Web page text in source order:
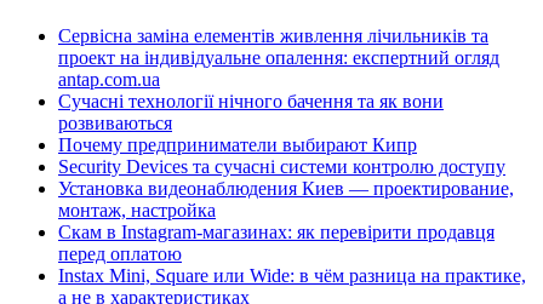
Сервісна заміна елементів живлення лічильників та
проект на індивідуальне опалення: експертний огляд
antap.com.ua
Сучасні технології нічного бачення та як вони
розвиваються
Почему предприниматели выбирают Кипр
Security Devices та сучасні системи контролю доступу
Установка видеонаблюдения Киев — проектирование,
монтаж, настройка
Скам в Instagram-магазинах: як перевірити продавця
перед оплатою
Instax Mini, Square или Wide: в чём разница на практике,
а не в характеристиках